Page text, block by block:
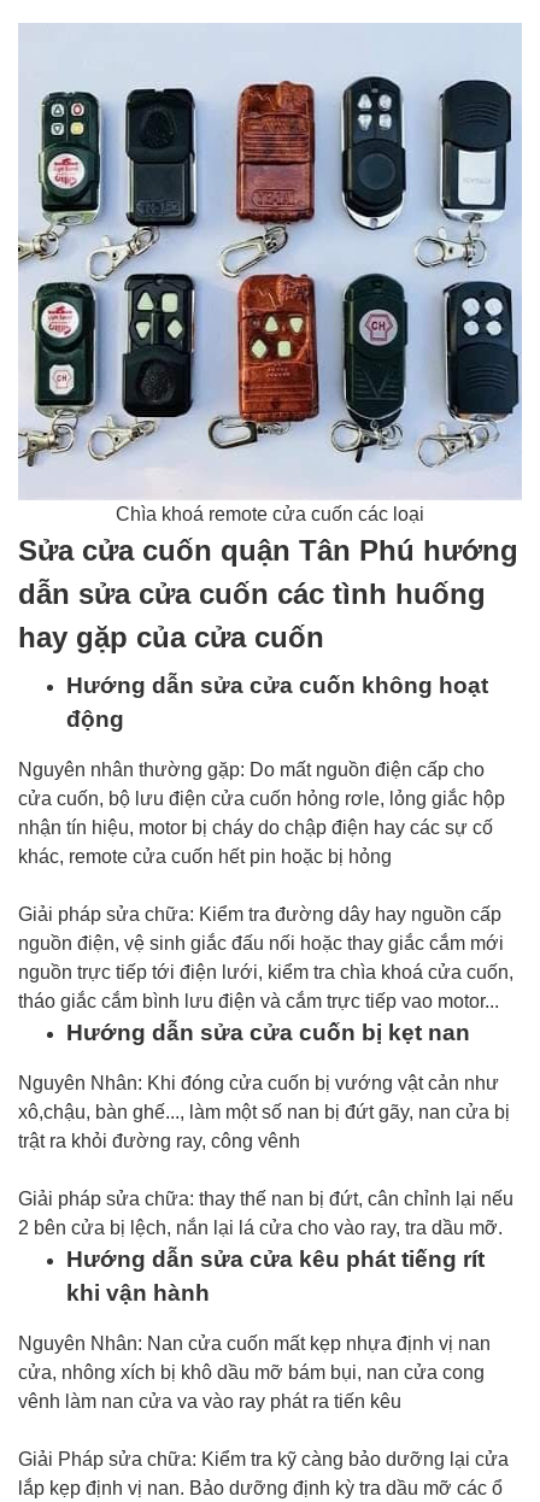
Chìa khoá remote cửa cuốn các loại
Sửa cửa cuốn quận Tân Phú hướng
dẫn sửa cửa cuốn các tình huống
hay gặp của cửa cuốn
Hướng dẫn sửa cửa cuốn không hoạt
động
Nguyên nhân thường gặp: Do mất nguồn điện cấp cho
cửa cuốn, bộ lưu điện cửa cuốn hỏng rơle, lỏng giắc hộp
nhận tín hiệu, motor bị cháy do chập điện hay các sự cố
khác, remote cửa cuốn hết pin hoặc bị hỏng
Giải pháp sửa chữa: Kiểm tra đường dây hay nguồn cấp
nguồn điện, vệ sinh giắc đấu nối hoặc thay giắc cắm mới
nguồn trực tiếp tới điện lưới, kiểm tra chìa khoá cửa cuốn,
tháo giắc cắm bình lưu điện và cắm trực tiếp vao motor...
Hướng dẫn sửa cửa cuốn bị kẹt nan
Nguyên Nhân: Khi đóng cửa cuốn bị vướng vật cản như
xô,chậu, bàn ghế..., làm một số nan bị đứt gãy, nan cửa bị
trật ra khỏi đường ray, công vênh
Giải pháp sửa chữa: thay thế nan bị đứt, cân chỉnh lại nếu
2 bên cửa bị lệch, nắn lại lá cửa cho vào ray, tra dầu mỡ.
Hướng dẫn sửa cửa kêu phát tiếng rít
khi vận hành
Nguyên Nhân: Nan cửa cuốn mất kẹp nhựa định vị nan
cửa, nhông xích bị khô dầu mỡ bám bụi, nan cửa cong
vênh làm nan cửa va vào ray phát ra tiến kêu
Giải Pháp sửa chữa: Kiểm tra kỹ càng bảo dưỡng lại cửa
lắp kẹp định vị nan. Bảo dưỡng định kỳ tra dầu mỡ các ổ